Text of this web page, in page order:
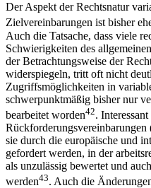
Der Aspekt der Rechtsnatur
Zielvereinbarungen ist bisher
Auch die Tatsache, dass viele
Schwierigkeiten des
der Betrachtungsweise der
widerspiegeln, tritt oft nicht
Zugriffsmöglichkeiten in
schwerpunktmäßig bisher nur
bearbeitet worden42.
sie durch die europäische und
gefordert werden, in der
als unzulässig bewertet und
werden43. Auch die